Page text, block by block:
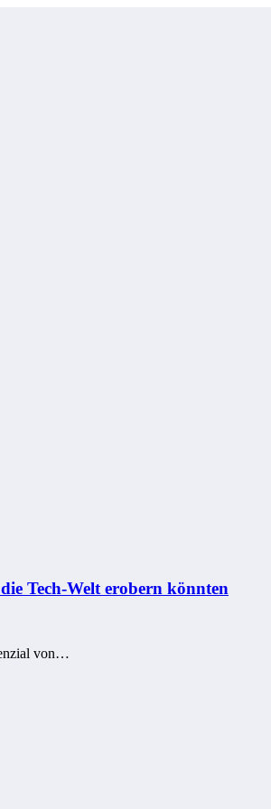
Tech-Welt erobern könnten
von…